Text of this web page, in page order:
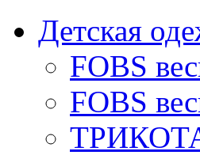
Детская
FOBS
FOBS